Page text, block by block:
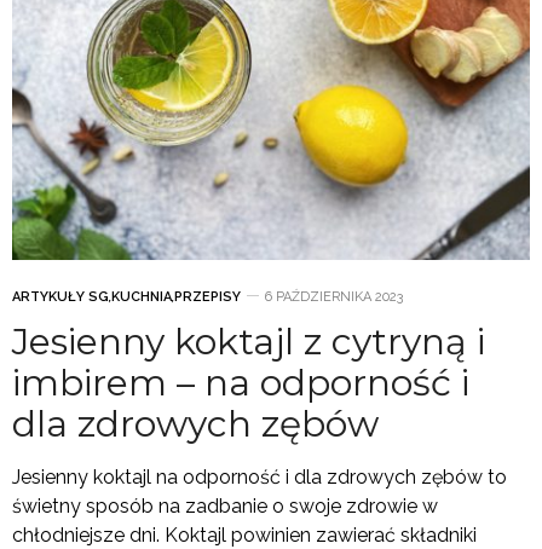
ARTYKUŁY SG,KUCHNIA,PRZEPISY 6 PAŹDZIERNIKA 2023
Jesienny koktajl z cytryną i
imbirem – na odporność i
dla zdrowych zębów
Jesienny koktajl na odporność i dla zdrowych zębów to
świetny sposób na zadbanie o swoje zdrowie w
chłodniejsze dni. Koktajl powinien zawierać składniki